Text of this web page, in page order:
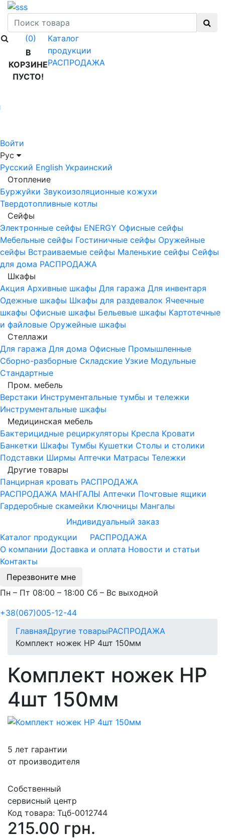
(0)
В
КОРЗИНЕ
ПУСТО!
Каталог
продукции
РАСПРОДАЖА
Войти
Рус
Русский English Украинский
Отопление
Буржуйки Звукоизоляционные кожухи
Твердотопливные котлы
Сейфы
Электронные сейфы ENERGY Офисные сейфы
Мебельные сейфы Гостиничные сейфы Оружейные
сейфы Встраиваемые сейфы Маленькие сейфы Сейфы
для дома РАСПРОДАЖА
Шкафы
Акция Архивные шкафы Для гаража Для инвентаря
Одежные шкафы Шкафы для раздевалок Ячеечные
шкафы Офисные шкафы Бельевые шкафы Картотечные
и файловые Оружейные шкафы
Стеллажи
Для гаража Для дома Офисные Промышленные
Сборно-разборные Складские Узкие Модульные
Стандартные
Пром. мебель
Верстаки Инструментальные тумбы и тележки
Инструментальные шкафы
Медицинская мебель
Бактерицидные рециркуляторы Кресла Кровати
Банкетки Шкафы Тумбы Кушетки Столы и столики
Подставки Ширмы Аптечки Матрасы Тележки
Другие товары
Панцирная кровать РАСПРОДАЖА
РАСПРОДАЖА МАНГАЛЫ Аптечки Почтовые ящики
Гардеробные скамейки Ключницы Мангалы
Индивидуальный заказ
Каталог продукции
РАСПРОДАЖА
О компании Доставка и оплата Новости и статьи
Контакты
Перезвоните мне
Пн – Пт 08:00 – 18:00 Сб – Вс выходной
+38(067)005-12-44
ГлавнаяДругие товарыРАСПРОДАЖА
Комплект ножек HP 4шт 150мм
Комплект ножек HP
4шт 150мм
5 лет гарантии
от производителя
Собственный
сервисный центр
Код товара: Тцб-0012744
215.00 грн.